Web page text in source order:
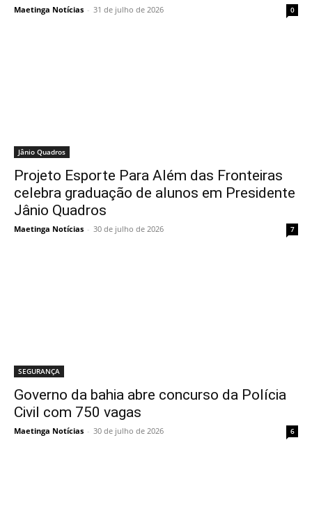
Maetinga Notícias - 31 de julho de 2026 0
Jânio Quadros
Projeto Esporte Para Além das Fronteiras
celebra graduação de alunos em Presidente
Jânio Quadros
Maetinga Notícias - 30 de julho de 2026 7
SEGURANÇA
Governo da bahia abre concurso da Polícia
Civil com 750 vagas
Maetinga Notícias - 30 de julho de 2026 6